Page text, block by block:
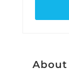
About